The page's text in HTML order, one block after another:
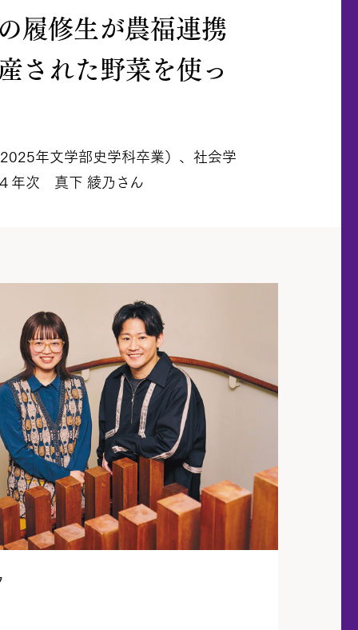
履修生が農福連携
された野菜を使っ
年文学部史学科卒業）、社会学
年次 真下 綾乃さん